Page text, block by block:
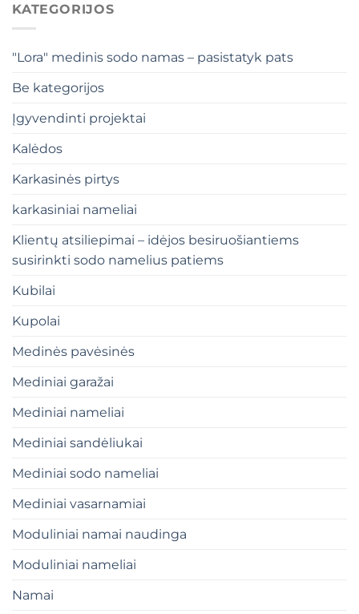
KATEGORIJOS
"Lora" medinis sodo namas – pasistatyk pats
Be kategorijos
Įgyvendinti projektai
Kalėdos
Karkasinės pirtys
karkasiniai nameliai
Klientų atsiliepimai – idėjos besiruošiantiems
susirinkti sodo namelius patiems
Kubilai
Kupolai
Medinės pavėsinės
Mediniai garažai
Mediniai nameliai
Mediniai sandėliukai
Mediniai sodo nameliai
Mediniai vasarnamiai
Moduliniai namai naudinga
Moduliniai nameliai
Namai